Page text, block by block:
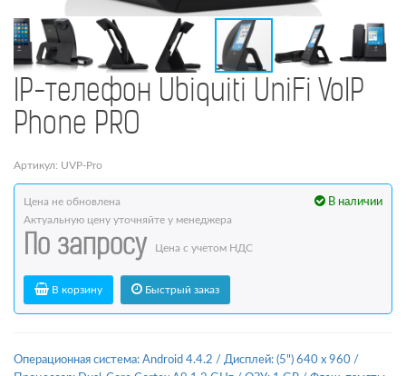
IP-телефон Ubiquiti UniFi VoIP
Phone PRO
Артикул: UVP-Pro
В наличии
Цена не обновлена
Актуальную цену уточняйте у менеджера
По запросу Цена с учетом НДС
В корзину Быстрый заказ
Операционная система: Android 4.4.2 / Дисплей: (5") 640 x 960 /